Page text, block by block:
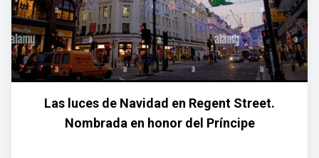
Las luces de Navidad en Regent Street.
Nombrada en honor del Príncipe